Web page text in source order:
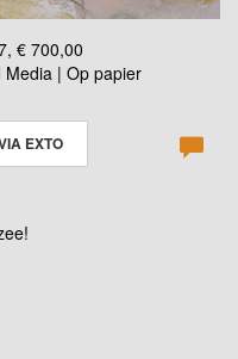
€ 700,00
| Op papier
EXTO